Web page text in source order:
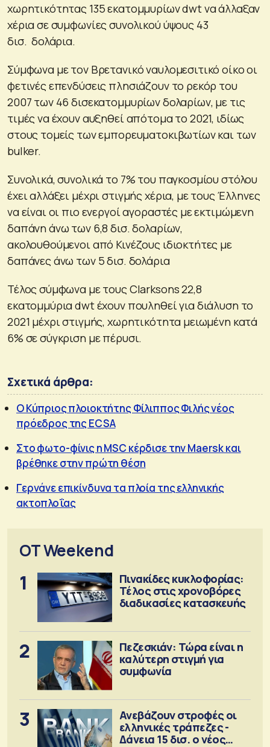
χωρητικότητας 135 εκατομμυρίων dwt να άλλαξαν
χέρια σε συμφωνίες συνολικού ύψους 43
δισ. δολάρια.
Σύμφωνα με τον Βρετανικό ναυλομεσιτικό οίκο οι
φετινές επενδύσεις πλησιάζουν το ρεκόρ του
2007 των 46 δισεκατομμυρίων δολαρίων, με τις
τιμές να έχουν αυξηθεί απότομα το 2021, ιδίως
στους τομείς των εμπορευματοκιβωτίων και των
bulker.
Συνολικά, συνολικά το 7% του παγκοσμίου στόλου
έχει αλλάξει μέχρι στιγμής χέρια, με τους Έλληνες
να είναι οι πιο ενεργοί αγοραστές με εκτιμώμενη
δαπάνη άνω των 6,8 δισ. δολαρίων,
ακολουθούμενοι από Κινέζους ιδιοκτήτες με
δαπάνες άνω των 5 δισ. δολάρια
Τέλος σύμφωνα με τους Clarksons 22,8
εκατομμύρια dwt έχουν πουληθεί για διάλυση το
2021 μέχρι στιγμής, χωρητικότητα μειωμένη κατά
6% σε σύγκριση με πέρυσι.
Σχετικά άρθρα:
Ο Κύπριος πλοιοκτήτης Φίλιππος Φιλής νέος
πρόεδρος της ECSA
Στο φωτο-φίνις η MSC κέρδισε την Maersk και
βρέθηκε στην πρώτη θέση
Γερνάνε επικίνδυνα τα πλοία της ελληνικής
ακτοπλοΐας
OT Weekend
1
Πινακίδες κυκλοφορίας:
Τέλος στις χρονοβόρες
διαδικασίες κατασκευής
2
Πεζεσκιάν: Τώρα είναι η
καλύτερη στιγμή για
συμφωνία
3
Ανεβάζουν στροφές οι
ελληνικές τράπεζες -
Δάνεια 15 δισ. ο νέος